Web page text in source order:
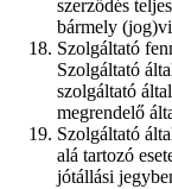
szerződés
bármely
Szolgáltató
Szolgáltató
szolgáltató
megrendelő
Szolgáltató
alá tartozó
jótállási